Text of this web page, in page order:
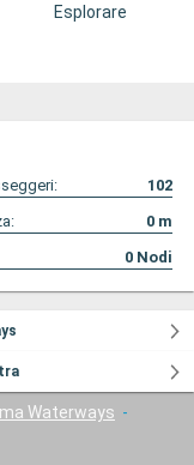
Esplorare
102
0 m
0 Nodi
Waterways